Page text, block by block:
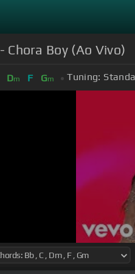
- Chora Boy (Ao Vivo)
Dm F Gm Tuning: